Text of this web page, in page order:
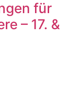
für
– 17. &